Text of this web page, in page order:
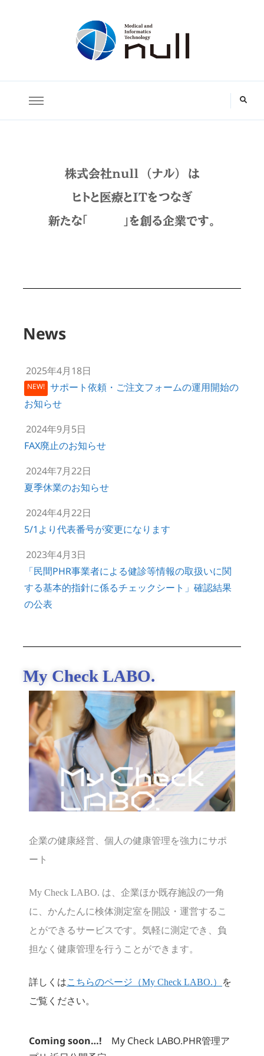
株式会社ｎｕｌｌ
株式会社ｎｕｌｌ （ナル） は
ヒトと医療とITをつなぎ
新たな「 」を創る企業です。
News
2025年4月18日
NEW! サポート依頼・ご注文フォームの運用開始の
お知らせ
2024年9月5日
FAX廃止のお知らせ
2024年7月22日
夏季休業のお知らせ
2024年4月22日
5/1より代表番号が変更になります
2023年4月3日
「民間PHR事業者による健診等情報の取扱いに関
する基本的指針に係るチェックシート」確認結果
の公表
My Check LABO.
企業の健康経営、個人の健康管理を強力にサポ
ート
My Check LABO. は、企業ほか既存施設の一角
に、かんたんに検体測定室を開設・運営するこ
とができるサービスです。 気軽に測定でき、負
担なく健康管理を行うことができます。
詳しくはこちらのページ（My Check LABO.）
を
ご覧ください。
Coming soon…! My Check LABO.PHR管理ア